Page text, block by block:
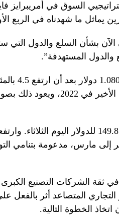
السوق في أمريبرايز
يماثل ما شهدناه في الربع
بشأن السلع والدول التي
والدول المستهدفة”.
وانخفض
محققا أقوى أداء فصلي منذ
وسجل الين ارتفاعا طفيفا عند 149.815
إلى مارس، مدعومة بتنامي
ثقة الشركات التصنيع الكبرى
المتصاعد أثر بالفعل
الخطوة التالية.